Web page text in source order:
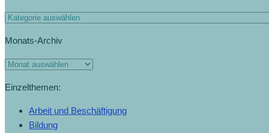
Monats-Archiv
Einzelthemen:
Arbeit und Beschäftigung
Bildung